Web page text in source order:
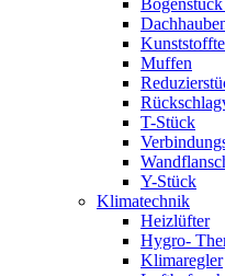
Muffen
T-Stück
Y-Stück
Klimatechnik
Heizlüfter
Hygro-
Klimaregler